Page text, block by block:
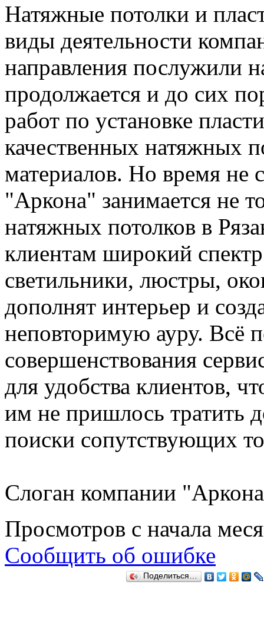
Натяжные потолки и
виды деятельности
направления послужили
продолжается и до сих
работ по установке
качественных натяжных
материалов. Но время не
"Аркона" занимается не
натяжных потолков в
клиентам широкий
светильники, люстры,
дополнят интерьер и
неповторимую ауру. Всё
совершенствования
для удобства клиентов,
им не пришлось тратить
поиски сопутствующих
Слоган компании
Просмотров с начала
Сообщить об ошибке
Поделиться…